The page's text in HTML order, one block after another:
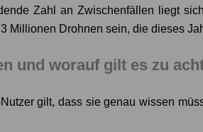
Zahl an Zwischenfällen liegt
Millionen Drohnen sein, die dieses
und worauf gilt es zu
gilt, dass sie genau wissen